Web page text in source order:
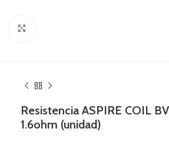
Resistencia ASPIRE COIL
1.6ohm (unidad)